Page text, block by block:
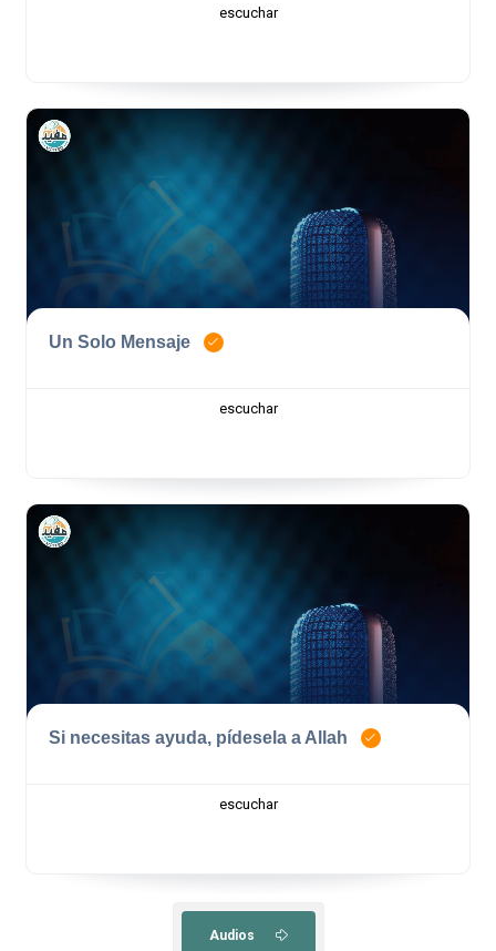
escuchar
Un Solo Mensaje
escuchar
Si necesitas ayuda, pídesela a Allah
escuchar
Audios